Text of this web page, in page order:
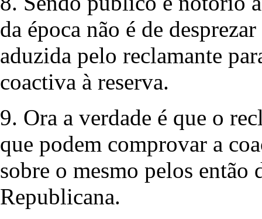
da época não é de
aduzida pelo reclamante
coactiva à reserva.
9. Ora a verdade é que o
que podem comprovar a
sobre o mesmo pelos
Republicana.